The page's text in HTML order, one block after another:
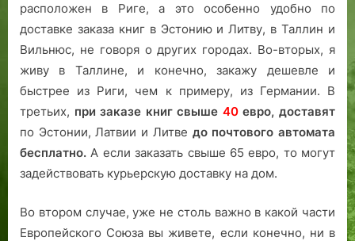
расположен в Риге, а это особенно удобно по
доставке заказа книг в Эстонию и Литву, в Таллин и
Вильнюс, не говоря о других городах. Во-вторых, я
живу в Таллине, и конечно, закажу дешевле и
быстрее из Риги, чем к примеру, из Германии. В
третьих, при заказе книг свыше 40евро, доставят
по Эстонии, Латвии и Литве до почтового автомата
бесплатно. А если заказать свыше 65 евро, то могут
задействовать курьерскую доставку на дом.
Во втором случае, уже не столь важно в какой части
Европейского Союза вы живете, если конечно, ни в